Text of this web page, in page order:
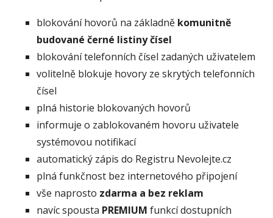
blokování hovorů na základně komunitně
budované černé listiny čísel
blokování telefonních čísel zadaných uživatelem
volitelně blokuje hovory ze skrytých telefonních
čísel
plná historie blokovaných hovorů
informuje o zablokovaném hovoru uživatele
systémovou notifikací
automatický zápis do Registru Nevolejte.cz
plná funkčnost bez internetového připojení
vše naprosto zdarma a bez reklam
navíc spousta PREMIUM funkcí dostupních